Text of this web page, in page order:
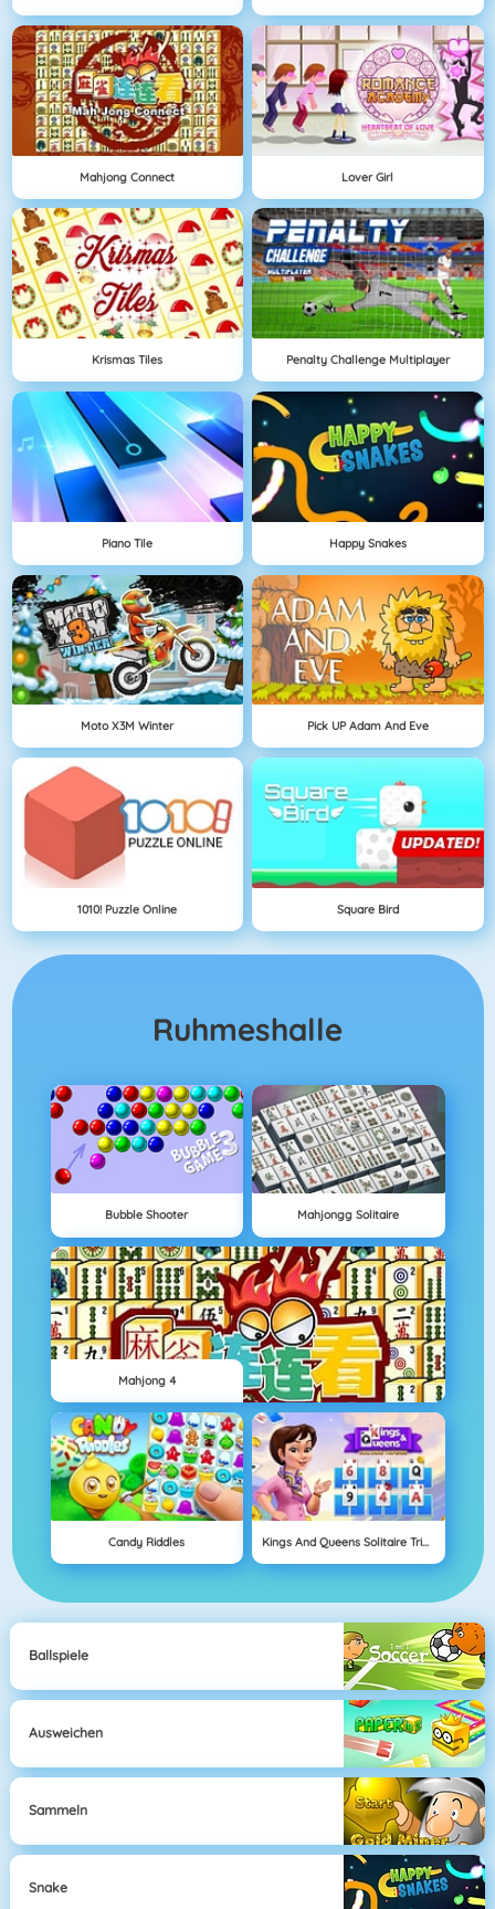
Mahjong Connect Lover Girl
Krismas Tiles Penalty Challenge Multiplayer
Piano Tile Happy Snakes
Moto X3M Winter Pick UP Adam And Eve
1010! Puzzle Online Square Bird
Ruhmeshalle
Bubble Shooter Mahjongg Solitaire
Mahjong 4
Candy Riddles Kings And Queens Solitaire Tripeaks
Ballspiele
Ausweichen
Sammeln
Snake